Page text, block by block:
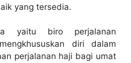
yang tersedia.
yaitu biro perjalanan
diri dalam
perjalanan haji bagi umat